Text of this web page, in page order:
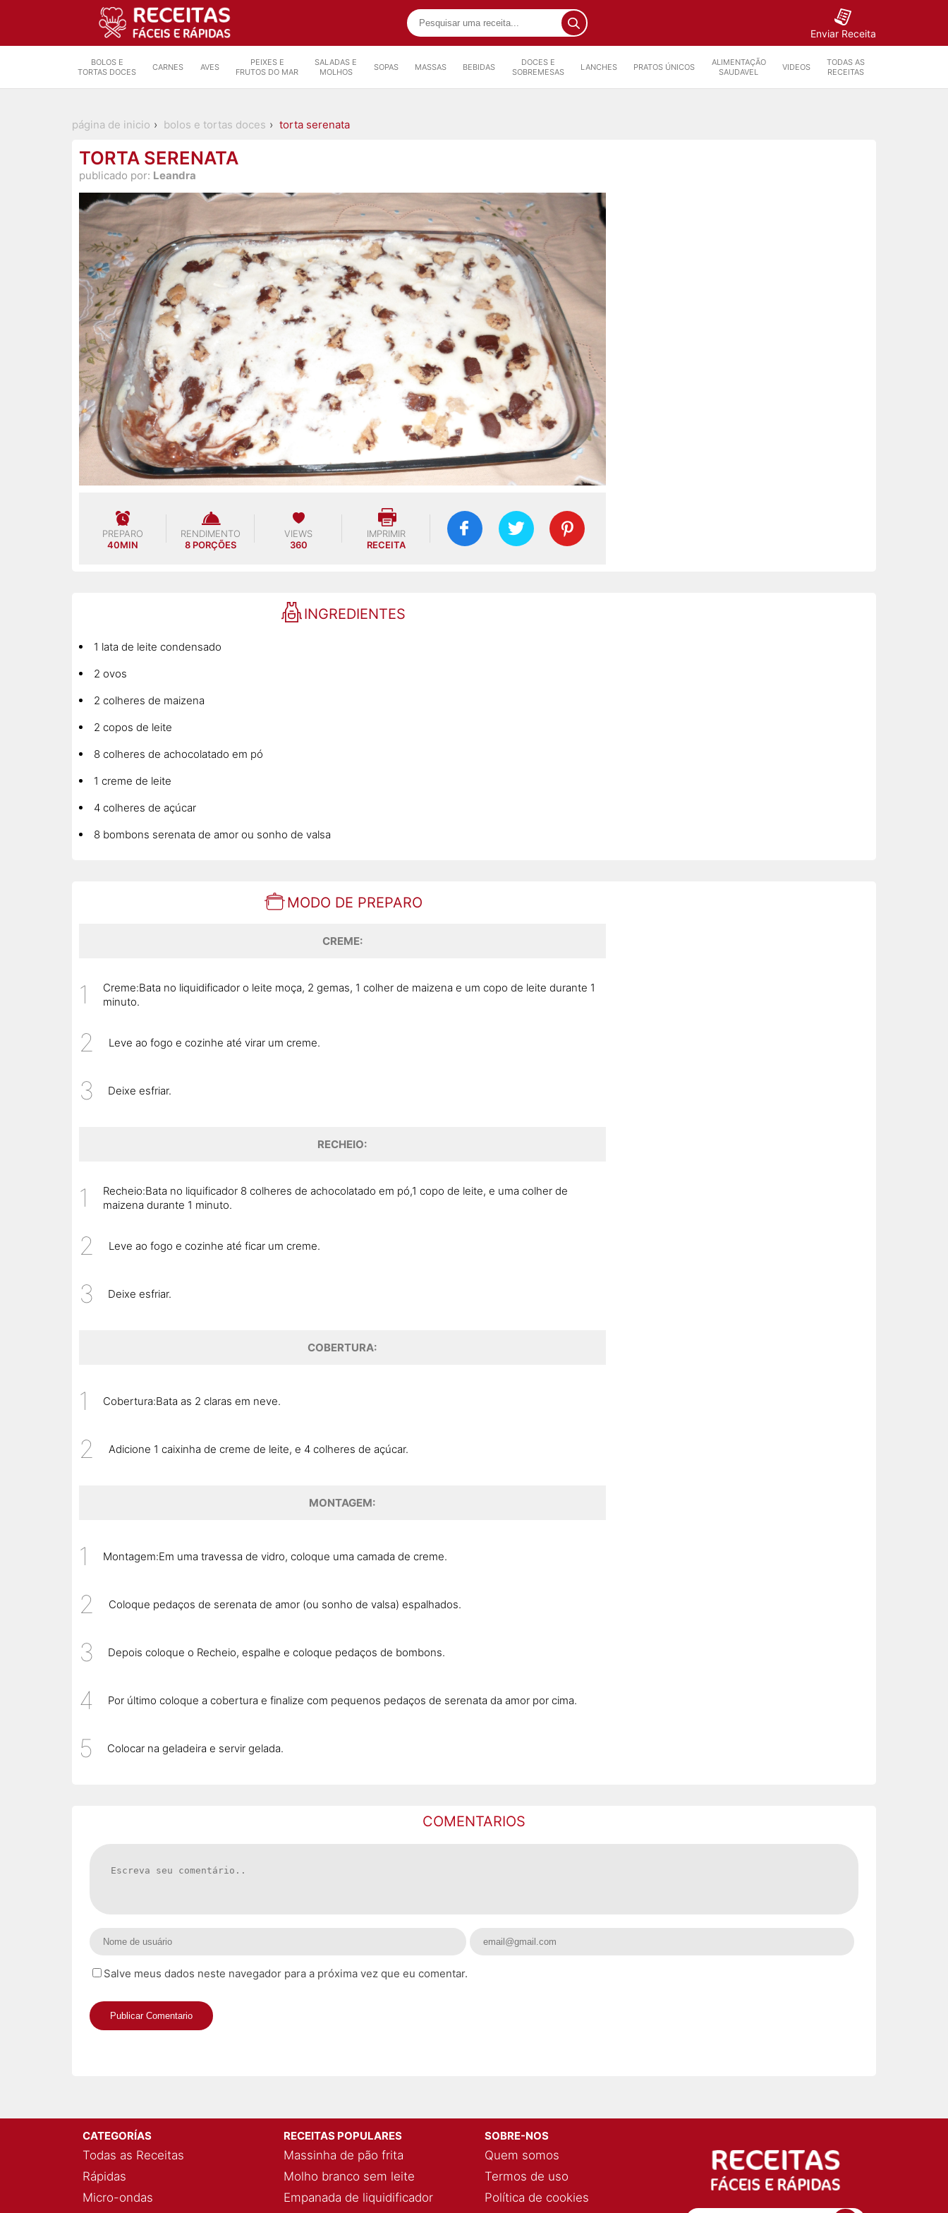
Enviar Receita
BOLOS E
TORTAS DOCES
CARNES AVES
PEIXES E
FRUTOS DO MAR
SALADAS E
MOLHOS
SOPAS MASSAS BEBIDAS
DOCES E
SOBREMESAS
LANCHES PRATOS ÚNICOS
ALIMENTAÇÃO
SAUDAVEL
VIDEOS
TODAS AS
RECEITAS
página de inicio bolos e tortas doces torta serenata
TORTA SERENATA
publicado por: Leandra
PREPARO
40MIN
RENDIMENTO
8 PORÇÕES
VIEWS
360
IMPRIMIR
RECEITA
INGREDIENTES
1 lata de leite condensado
2 ovos
2 colheres de maizena
2 copos de leite
8 colheres de achocolatado em pó
1 creme de leite
4 colheres de açúcar
8 bombons serenata de amor ou sonho de valsa
MODO DE PREPARO
CREME:
Creme:Bata no liquidificador o leite moça, 2 gemas, 1 colher de maizena e um copo de leite durante 1
minuto.
Leve ao fogo e cozinhe até virar um creme.
Deixe esfriar.
RECHEIO:
Recheio:Bata no liquificador 8 colheres de achocolatado em pó,1 copo de leite, e uma colher de
maizena durante 1 minuto.
Leve ao fogo e cozinhe até ficar um creme.
Deixe esfriar.
COBERTURA:
Cobertura:Bata as 2 claras em neve.
Adicione 1 caixinha de creme de leite, e 4 colheres de açúcar.
MONTAGEM:
Montagem:Em uma travessa de vidro, coloque uma camada de creme.
Coloque pedaços de serenata de amor (ou sonho de valsa) espalhados.
Depois coloque o Recheio, espalhe e coloque pedaços de bombons.
Por último coloque a cobertura e finalize com pequenos pedaços de serenata da amor por cima.
Colocar na geladeira e servir gelada.
COMENTARIOS
Salve meus dados neste navegador para a próxima vez que eu comentar.
CATEGORÍAS
Todas as Receitas
Rápidas
Micro-ondas
RECEITAS POPULARES
Massinha de pão frita
Molho branco sem leite
Empanada de liquidificador
SOBRE-NOS
Quem somos
Termos de uso
Política de cookies